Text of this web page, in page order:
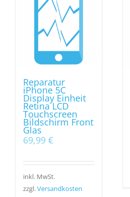
Reparatur
iPhone 5C
Display Einheit
Retina LCD
Touchscreen
Bildschirm Front
Glas
69,99 €
inkl. MwSt.
zzgl.Versandkosten